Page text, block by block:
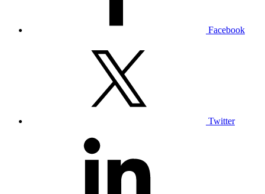
Facebook
Twitter